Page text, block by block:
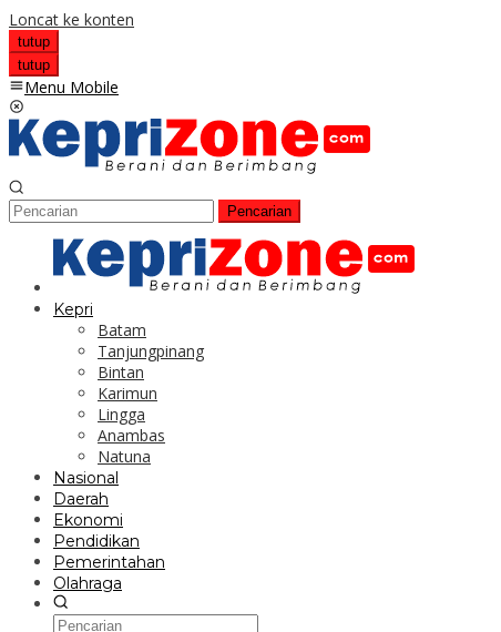
Loncat ke konten
tutup
tutup
Menu Mobile
Pencarian
Kepri
Batam
Tanjungpinang
Bintan
Karimun
Lingga
Anambas
Natuna
Nasional
Daerah
Ekonomi
Pendidikan
Pemerintahan
Olahraga